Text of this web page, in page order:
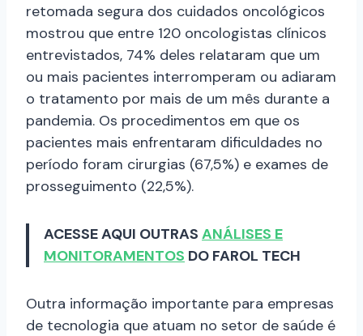
retomada segura dos cuidados oncológicos
mostrou que entre 120 oncologistas clínicos
entrevistados, 74% deles relataram que um
ou mais pacientes interromperam ou adiaram
o tratamento por mais de um mês durante a
pandemia. Os procedimentos em que os
pacientes mais enfrentaram dificuldades no
período foram cirurgias (67,5%) e exames de
prosseguimento (22,5%).
ACESSE AQUI OUTRAS ANÁLISES E
MONITORAMENTOS DO FAROL TECH
Outra informação importante para empresas
de tecnologia que atuam no setor de saúde é